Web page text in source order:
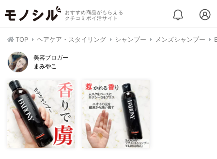
おすすめ商品がもらえる
クチコミポイ活サイト
TOP ヘアケア・スタイリング シャンプー メンズシャンプー
美容ブロガー
まみやこ